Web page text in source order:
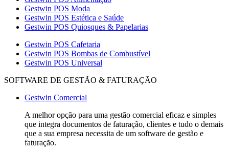
Gestwin POS Moda
Gestwin POS Estética e Saúde
Gestwin POS Quiosques & Papelarias
Gestwin POS Cafetaria
Gestwin POS Bombas de Combustível
Gestwin POS Universal
SOFTWARE DE GESTÃO & FATURAÇÃO
Gestwin Comercial
A melhor opção para uma gestão comercial eficaz e simples
que integra documentos de faturação, clientes e tudo o demais
que a sua empresa necessita de um software de gestão e
faturação.